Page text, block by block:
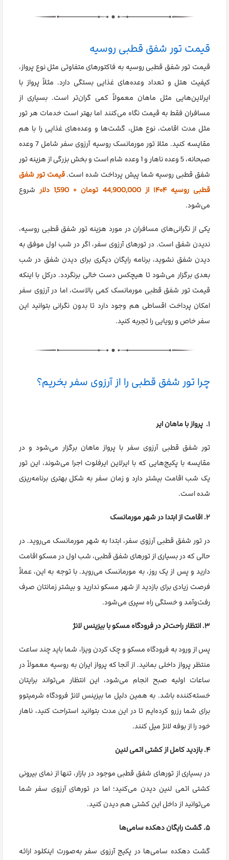
قیمت تور شفق قطبی روسیه
قیمت تور شفق قطبی روسیه به فاکتورهای متفاوتی مثل نوع پرواز،
کیفیت هتل و تعداد وعده‌های غذایی بستگی دارد. مثلاً پرواز با
ایرلاین‌هایی مثل ماهان معمولاً کمی گران‌تر است. بسیاری از
مسافران فقط به قیمت نگاه می‌کنند اما بهتر است خدمات هر تور
مثل مدت اقامت، نوع هتل، گشت‌ها و وعده‌های غذایی را با هم
مقایسه کنید. مثلا تور مورمانسک روسیه آرزوی سفر شامل 7 وعده
صبحانه، 5 وعده ناهار و 1 وعده شام است و بخش بزرگی از هزینه تور
شفق قطبی روسیه شما پیش پرداخت شده است.قیمت تور شفق
قطبی روسیه ۱۴۰۴ از 44,900,000 تومان + 1,590 دلار
شروع
می‌شود.
یکی از نگرانی‌های مسافران در مورد هزینه تور شفق قطبی روسیه،
ندیدن شفق است. در تورهای آرزوی سفر، اگر در شب اول موفق به
دیدن شفق نشوید، برنامه رایگان دیگری برای دیدن شفق در شب
بعدی برگزار می‌شود تا هیچکس دست خالی برنگردد. درکل با اینکه
قیمت تور شفق قطبی مورمانسک کمی بالاست، اما در آرزوی سفر
امکان پرداخت اقساطی هم وجود دارد تا بدون نگرانی بتوانید این
سفر خاص و رویایی را تجربه کنید.
چرا تور شفق قطبی را از آرزوی سفر بخریم؟
۱. پرواز با ماهان ایر
تور شفق قطبی آرزوی سفر با پرواز ماهان برگزار می‌شود و در
مقایسه با پکیج‌هایی که با ایرلاین ایرفلوت اجرا می‌شوند، این تور
یک شب اقامت بیشتر دارد و زمان سفر به شکل بهتری برنامه‌ریزی
شده است.
۲. اقامت از ابتدا در شهر مورمانسک
در تور شفق قطبی آرزوی سفر، ابتدا به شهر مورمانسک می‌روید. در
حالی‌ که در بسیاری از تورهای شفق قطبی، شب اول در مسکو اقامت
دارید و پس از یک روز، به مورمانسک می‌روید. با توجه به این، عملاً
فرصت زیادی برای بازدید از شهر مسکو ندارید و بیشتر زمانتان صرف
رفت‌وآمد و خستگی راه سپری می‌شود.
۳. انتظار راحت‌تر در فرودگاه مسکو با بیزینس لانژ
پس از ورود به فرودگاه مسکو و چک کردن ویزا، شما باید چند ساعت
منتظر پرواز داخلی بمانید. از آنجا که پرواز ایران به روسیه معمولاً در
ساعات اولیه صبح انجام می‌شود، این انتظار می‌تواند برایتان
خسته‌کننده باشد. به همین دلیل ما بیزینس لانژ فرودگاه شرمیتوو
برای شما رزرو کرده‌ایم تا در این مدت بتوانید استراحت کنید، ناهار
خود را از بوفه لانژ میل کنند.
۴. بازدید کامل از کشتی اتمی لنین
در بسیاری از تورهای شفق قطبی موجود در بازار، تنها از نمای بیرونی
کشتی اتمی لنین دیدن می‌کنید؛ اما در تورهای آرزوی سفر شما
می‌توانید از داخل این کشتی هم دیدن کنید.
۵. گشت رایگان دهکده سامی‌ها
گشت دهکده سامی‌ها در پکیج آرزوی سفر به‌صورت اینکلود ارائه